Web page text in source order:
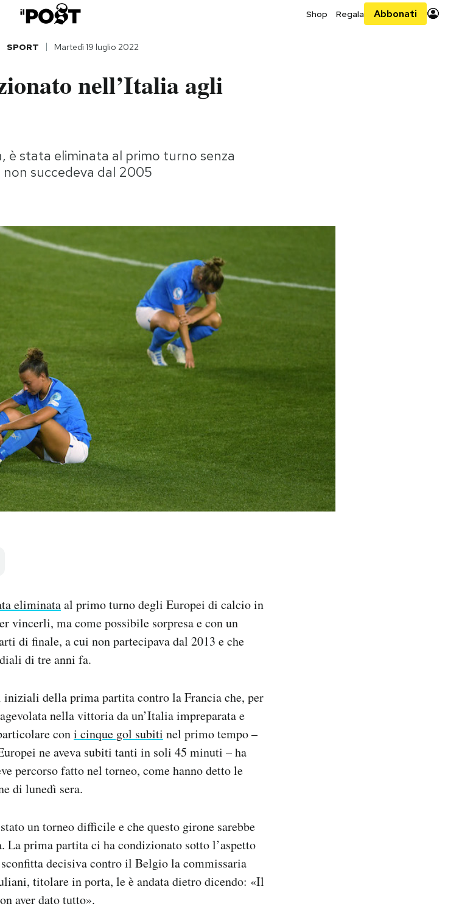
Shop Regala Abbonati
SPORT Martedì 19 luglio 2022
nell’Italia agli
è stata eliminata al primo turno senza
succedeva dal 2005
eliminataal primo turno degli Europei di calcio in
vincerli, ma come possibile sorpresa e con un
di finale, a cui non partecipava dal 2013 e che
di tre anni fa.
della prima partita contro la Francia che, per
nella vittoria da un’Italia impreparata e
coni cinque gol subiti nel primo tempo –
ne aveva subiti tanti in soli 45 minuti – ha
percorso fatto nel torneo, come hanno detto le
di lunedì sera.
un torneo difficile e che questo girone sarebbe
La prima partita ci ha condizionato sotto l’aspetto
decisiva contro il Belgio la commissaria
titolare in porta, le è andata dietro dicendo: «Il
aver dato tutto».